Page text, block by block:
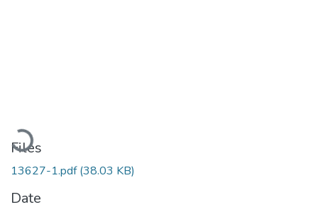
Loading...
Files
13627-1.pdf(38.03 KB)
Date